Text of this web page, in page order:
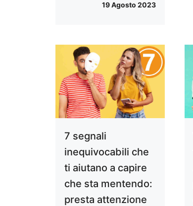
19 Agosto 2023
7 segnali
inequivocabili che
ti aiutano a capire
che sta mentendo:
presta attenzione